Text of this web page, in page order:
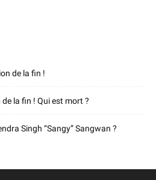
de la fin !
la fin ! Qui est mort ?
Singh “Sangy” Sangwan ?